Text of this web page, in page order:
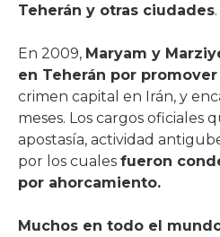
Teherán y otras ciudades.
En 2009, Maryam y
en Teherán por
crimen capital en Irán, y
meses. Los cargos oficiales
apostasía, actividad
por los cuales fueron
por ahorcamiento.
Muchos en todo el